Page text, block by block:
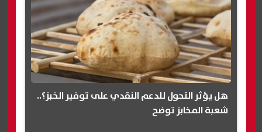
هل يؤثر التحول للدعم النقدي على توفير الخبز؟..
شعبة المخابز توضح